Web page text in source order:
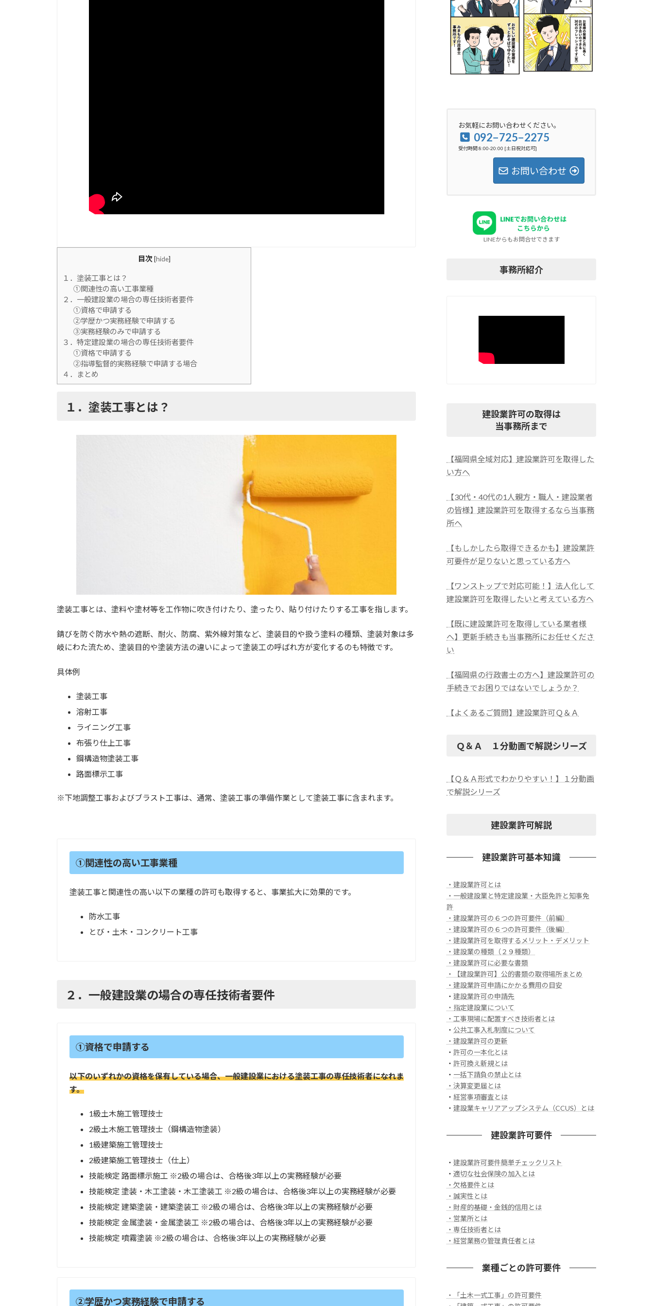
目次 [hide]
１．塗装工事とは？
①関連性の高い工事業種
２．一般建設業の場合の専任技術者要件
①資格で申請する
②学歴かつ実務経験で申請する
③実務経験のみで申請する
３．特定建設業の場合の専任技術者要件
①資格で申請する
②指導監督的実務経験で申請する場合
４．まとめ
１．塗装工事とは？
塗装工事とは、塗料や塗材等を工作物に吹き付けたり、塗ったり、貼り付けたりする工事を指します。
錆びを防ぐ防水や熱の遮断、耐火、防腐、紫外線対策など、塗装目的や扱う塗料の種類、塗装対象は多
岐にわた流ため、塗装目的や塗装方法の違いによって塗装工の呼ばれ方が変化するのも特徴です。
具体例
塗装工事
溶射工事
ライニング工事
布張り仕上工事
鋼構造物塗装工事
路面標示工事
※下地調整工事およびブラスト工事は、通常、塗装工事の準備作業として塗装工事に含まれます。
①関連性の高い工事業種
塗装工事と関連性の高い以下の業種の許可も取得すると、事業拡大に効果的です。
防水工事
とび・土木・コンクリート工事
２．一般建設業の場合の専任技術者要件
①資格で申請する
以下のいずれかの資格を保有している場合、一般建設業における塗装工事の専任技術者になれま
す。
1級土木施工管理技士
2級土木施工管理技士（鋼構造物塗装）
1級建築施工管理技士
2級建築施工管理技士（仕上）
技能検定 路面標示施工 ※2級の場合は、合格後3年以上の実務経験が必要
技能検定 塗装・木工塗装・木工塗装工 ※2級の場合は、合格後3年以上の実務経験が必要
技能検定 建築塗装・建築塗装工 ※2級の場合は、合格後3年以上の実務経験が必要
技能検定 金属塗装・金属塗装工 ※2級の場合は、合格後3年以上の実務経験が必要
技能検定 噴霧塗装 ※2級の場合は、合格後3年以上の実務経験が必要
②学歴かつ実務経験で申請する
お気軽にお問い合わせください。
092−725−2275
受付時間 8:00-20:00 [土日祝対応可]
お問い合わせ
LINEからもお問合せできます
事務所紹介
建設業許可の取得は
当事務所まで
【福岡県全域対応】建設業許可を取得した
い方へ
【30代・40代の1人親方・職人・建設業者
の皆様】建設業許可を取得するなら当事務
所へ
【もしかしたら取得できるかも】建設業許
可要件が足りないと思っている方へ
【ワンストップで対応可能！】法人化して
建設業許可を取得したいと考えている方へ
【既に建設業許可を取得している業者様
へ】更新手続きも当事務所にお任せくださ
い
【福岡県の行政書士の方へ】建設業許可の
手続きでお困りではないでしょうか？
【よくあるご質問】建設業許可Ｑ＆Ａ
Ｑ＆Ａ １分動画で解説シリーズ
【Ｑ＆Ａ形式でわかりやすい！】１分動画
で解説シリーズ
建設業許可解説
建設業許可基本知識
・建設業許可とは
・一般建設業と特定建設業・大臣免許と知事免
許
・建設業許可の６つの許可要件（前編）
・建設業許可の６つの許可要件（後編）
・建設業許可を取得するメリット・デメリット
・建設業の種類（２９種類）
・建設業許可に必要な書類
・【建設業許可】公的書類の取得場所まとめ
・建設業許可申請にかかる費用の目安
・建設業許可の申請先
・指定建設業について
・工事現場に配置すべき技術者とは
・ 公共工事入札制度について
・建設業許可の更新
・許可の一本化とは
・許可換え新規とは
・ 一括下請負の禁止とは
・決算変更届とは
・ 経営事項審査とは
・建設業キャリアアップシステム（CCUS）とは
建設業許可要件
・建設業許可要件簡単チェックリスト
・適切な社会保険の加入とは
・欠格要件とは
・誠実性とは
・財産的基礎・金銭的信用とは
・営業所とは
・専任技術者とは
・経営業務の管理責任者とは
業種ごとの許可要件
・「土木一式工事」の許可要件